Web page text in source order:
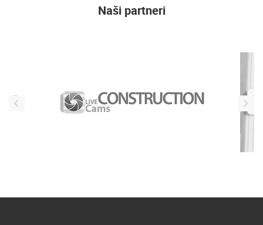
Naši partneri